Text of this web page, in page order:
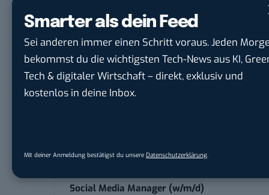
Smarter als dein Feed
Sei anderen immer einen Schritt voraus. Jeden
bekommst du die wichtigsten Tech-News aus KI,
Tech & digitaler Wirtschaft – direkt, exklusiv und
kostenlos in deine Inbox.
Mit deiner Anmeldung bestätigst du unsere Datenschutzerklärung
Content Marketing Specialist Product &
Te...
Ferdinand Bilstein GmbH & Co. KGin
Ennepetal
München
Social Media Manager (w/m/d)